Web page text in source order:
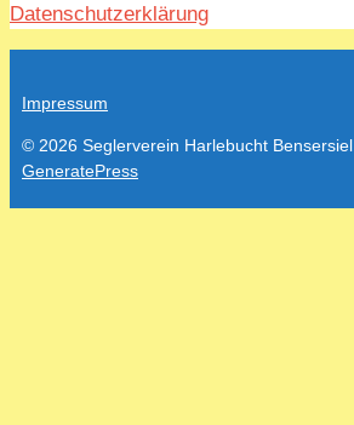
Datenschutzerklärung
Impressum
© 2026 Seglerverein Harlebucht Bensersiel
GeneratePress